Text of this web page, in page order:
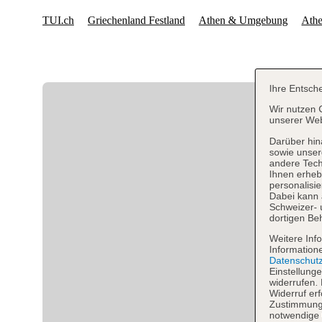
Ihre
Wir nutzen
unserer
Darüber
sowie
andere
Ihnen
Dabei kann
Schweizer-
dortigen
Weitere
widerrufen.
Widerruf
notwendige